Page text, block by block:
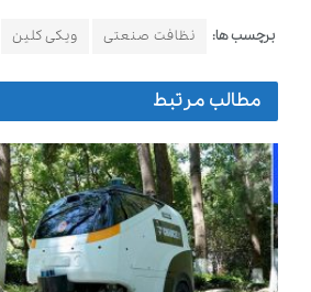
برچسب ها: نظافت صنعتی ویکی کلین
مطالب مرتبط